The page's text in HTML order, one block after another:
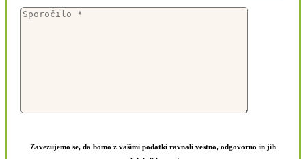
Zavezujemo se, da bomo z vašimi podatki ravnali vestno, odgovorno in jih